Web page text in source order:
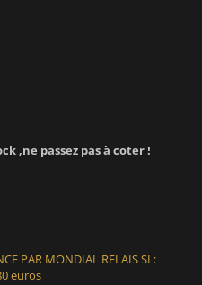
,ne passez pas à coter !
PAR MONDIAL RELAIS SI :
euros